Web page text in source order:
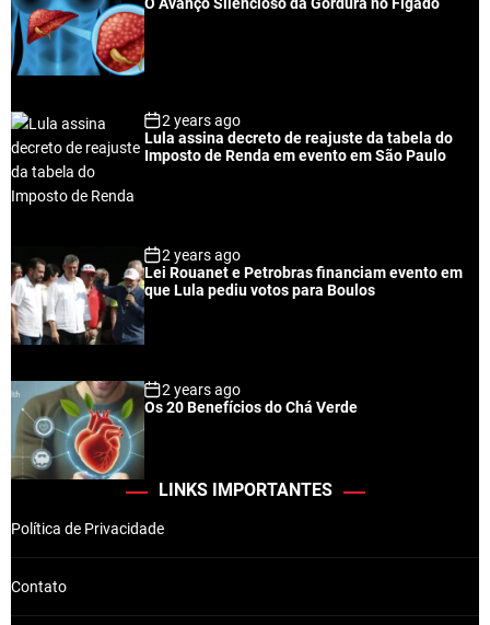
2 years ago
Lula assina decreto de reajuste da tabela do
Imposto de Renda em evento em São Paulo
2 years ago
Lei Rouanet e Petrobras financiam evento em
que Lula pediu votos para Boulos
2 years ago
Os 20 Benefícios do Chá Verde
LINKS IMPORTANTES
Política de Privacidade
Contato